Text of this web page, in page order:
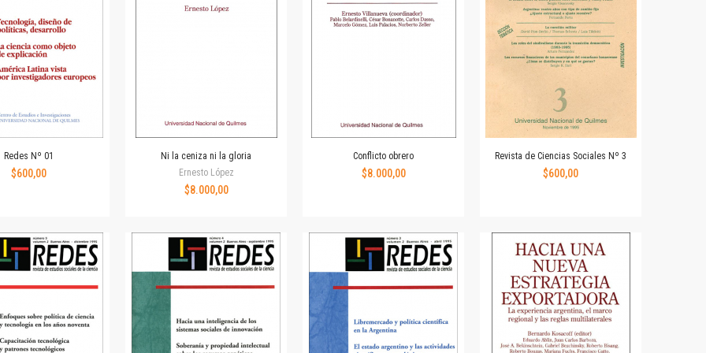
Fondo editorial
Biomedicina
Coediciones
Jornadas académicas
Libros de arte
Política
Serie Clásica
Colecciones
Universidad Virtual de Quilmes
Redes Nº 01
$600,00
Ni la ceniza ni la gloria
Ernesto López
$8.000,00
Conflicto obrero
$8.000,00
Revista de Ciencias Sociales Nº 3
$600,00